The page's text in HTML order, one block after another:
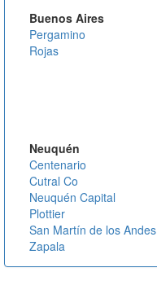
Buenos Aires
Pergamino
Rojas
Neuquén
Centenario
Cutral Co
Neuquén Capital
Plottier
San Martín de los Andes
Zapala